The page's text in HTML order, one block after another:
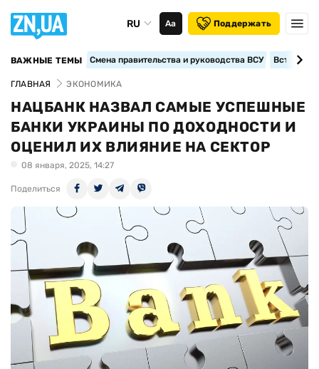
RU Аа Поддержать
ВАЖНЫЕ ТЕМЫ Смена правительства и руководства ВСУ
ГЛАВНАЯ ЭКОНОМИКА
НАЦБАНК НАЗВАЛ САМЫЕ УСПЕШНЫЕ
БАНКИ УКРАИНЫ ПО ДОХОДНОСТИ И
ОЦЕНИЛ ИХ ВЛИЯНИЕ НА СЕКТОР
08 января, 2025, 14:27
Поделиться